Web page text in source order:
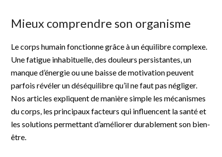
Mieux comprendre son organisme
Le corps humain fonctionne grâce à un équilibre complexe.
Une fatigue inhabituelle, des douleurs persistantes, un
manque d’énergie ou une baisse de motivation peuvent
parfois révéler un déséquilibre qu’il ne faut pas négliger.
Nos articles expliquent de manière simple les mécanismes
du corps, les principaux facteurs qui influencent la santé et
les solutions permettant d’améliorer durablement son bien-
être.